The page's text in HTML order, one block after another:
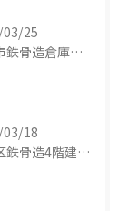
03/25
🚧厚木市鉄骨造倉庫解体工事🚧
03/18
🚧板橋区鉄骨造4階建て解体工事🚧